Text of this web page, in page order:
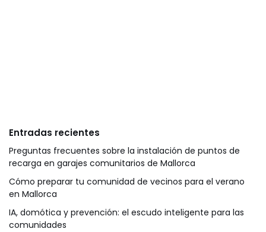
Entradas recientes
Preguntas frecuentes sobre la instalación de puntos de
recarga en garajes comunitarios de Mallorca
Cómo preparar tu comunidad de vecinos para el verano
en Mallorca
IA, domótica y prevención: el escudo inteligente para las
comunidades